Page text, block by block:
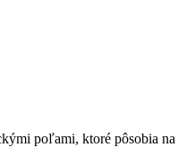
poľami, ktoré pôsobia na